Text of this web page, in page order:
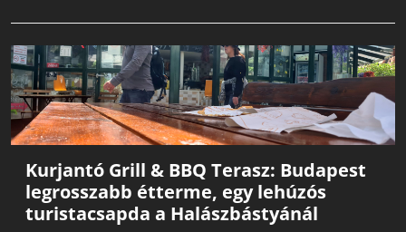
Kurjantó Grill & BBQ Terasz: Budapest
legrosszabb étterme, egy lehúzós
turistacsapda a Halászbástyánál